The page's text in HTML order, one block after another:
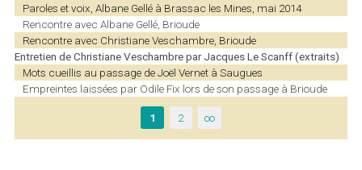
Paroles et voix, Albane Gellé à Brassac les Mines, mai 2014
Rencontre avec Albane Gellé, Brioude
Rencontre avec Christiane Veschambre, Brioude
Entretien de Christiane Veschambre par Jacques Le Scanff (extraits)
Mots cueillis au passage de Joël Vernet à Saugues
Empreintes laissées par Odile Fix lors de son passage à Brioude
1 2 ∞